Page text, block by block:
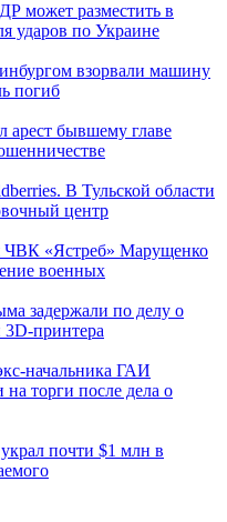
может разместить в
ударов по Украине
взорвали машину
погиб
арест бывшему главе
В Тульской области
центр
ЧВК «Ястреб» Марущенко
военных
задержали по делу о
начальника ГАИ
торги после дела о
почти $1 млн в